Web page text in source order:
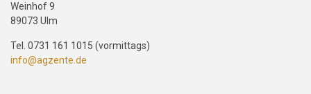
Weinhof 9
89073 Ulm
Tel. 0731 161 1015 (vormittags)
info@agzente.de